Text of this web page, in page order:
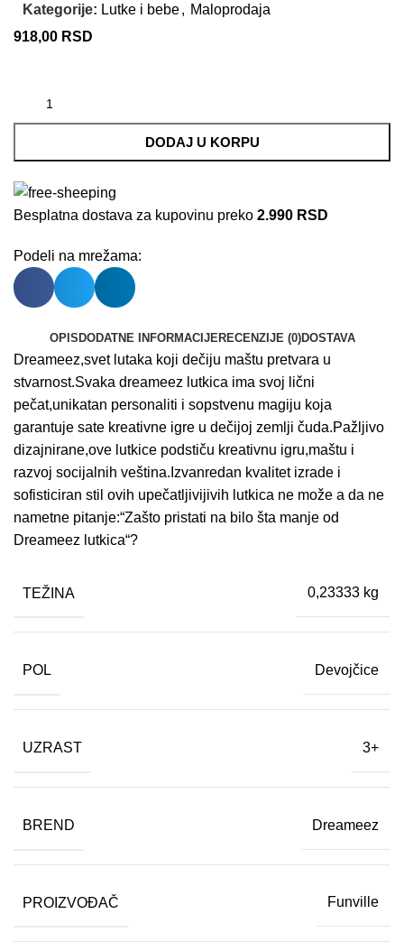
Kategorije: Lutke i bebe, Maloprodaja
918,00 RSD
DODAJ U KORPU
Besplatna dostava za kupovinu preko 2.990 RSD
Podeli na mrežama:
OPISDODATNE INFORMACIJERECENZIJE (0)DOSTAVA
Dreameez,svet lutaka koji dečiju maštu pretvara u
stvarnost.Svaka dreameez lutkica ima svoj lični
pečat,unikatan personaliti i sopstvenu magiju koja
garantuje sate kreativne igre u dečijoj zemlji čuda.Pažljivo
dizajnirane,ove lutkice podstiču kreativnu igru,maštu i
razvoj socijalnih veština.Izvanredan kvalitet izrade i
sofisticiran stil ovih upečatljivijivih lutkica ne može a da ne
nametne pitanje:“Zašto pristati na bilo šta manje od
Dreameez lutkica“?
TEŽINA 0,23333 kg
POL Devojčice
UZRAST 3+
BREND Dreameez
PROIZVOĐAČ Funville